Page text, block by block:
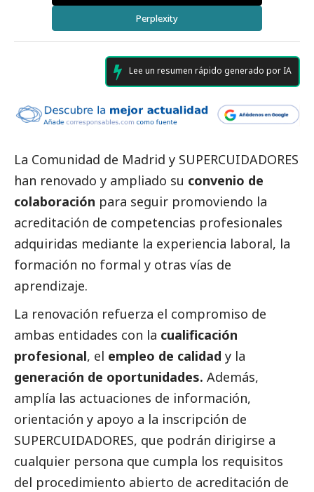
Perplexity
Lee un resumen rápido generado por IA
La Comunidad de Madrid y SUPERCUIDADORES
han renovado y ampliado su convenio de
colaboración para seguir promoviendo la
acreditación de competencias profesionales
adquiridas mediante la experiencia laboral, la
formación no formal y otras vías de
aprendizaje.
La renovación refuerza el compromiso de
ambas entidades con la cualificación
profesional, el empleo de calidad y la
generación de oportunidades. Además,
amplía las actuaciones de información,
orientación y apoyo a la inscripción de
SUPERCUIDADORES, que podrán dirigirse a
cualquier persona que cumpla los requisitos
del procedimiento abierto de acreditación de